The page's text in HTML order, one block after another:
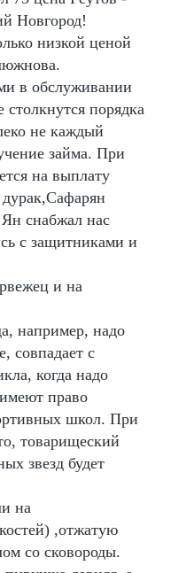
Новгород!
низкой ценой
в обслуживании
порядка
не каждый
займа. При
на выплату
снабжал нас
с защитниками и
и на
например, надо
совпадает с
когда надо
право
школ. При
товарищеский
звезд будет
на
,отжатую
со сковороды.